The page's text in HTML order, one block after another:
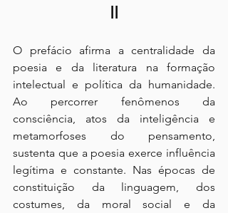
II
O prefácio afirma a centralidade da
poesia e da literatura na formação
intelectual e política da humanidade.
Ao percorrer fenômenos da
consciência, atos da inteligência e
metamorfoses do pensamento,
sustenta que a poesia exerce influência
legítima e constante. Nas épocas de
constituição da linguagem, dos
costumes, da moral social e da